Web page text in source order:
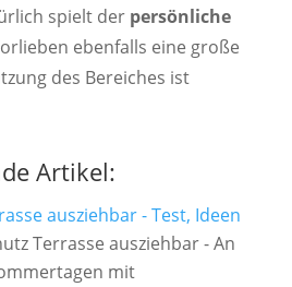
spielt der persönliche
ebenfalls eine große
des Bereiches ist
Artikel:
ausziehbar - Test, Ideen
Terrasse ausziehbar - An
mit